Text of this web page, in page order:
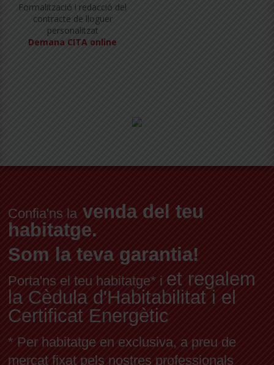
Formalització i redacció del
contracte de lloguer
personalitzat
Demana CITA online
Confia'ns la venda del teu
habitatge.
Som la teva garantia!
Porta'ns el teu habitatge* i et regalem
la Cèdula d'Habitabilitat i el
Certificat Energètic
* Per habitatge en exclusiva, a preu de
mercat fixat pels nostres professionals